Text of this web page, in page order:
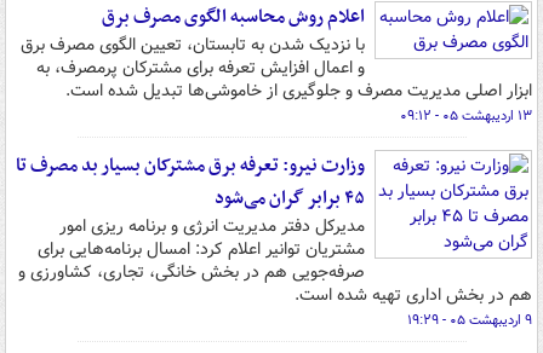
اعلام روش محاسبه الگوی مصرف برق
با نزدیک شدن به تابستان، تعیین الگوی مصرف برق
و اعمال افزایش تعرفه برای مشترکان پرمصرف، به
ابزار اصلی مدیریت مصرف و جلوگیری از خاموشی‌ها تبدیل شده است.
۱۳ اردیبهشت ۰۵ - ۰۹:۱۲
وزارت نیرو: تعرفه برق مشترکان بسیار بد مصرف تا
۴۵ برابر گران می‌شود
مدیرکل دفتر مدیریت انرژی و برنامه ریزی امور
مشتریان توانیر اعلام کرد: امسال برنامه‌هایی برای
صرفه‌جویی هم در بخش خانگی، تجاری، کشاورزی و
هم در بخش اداری تهیه شده است.
۹ اردیبهشت ۰۵ - ۱۹:۲۹